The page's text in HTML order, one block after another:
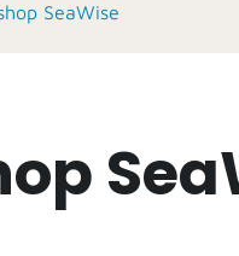
SeaWise